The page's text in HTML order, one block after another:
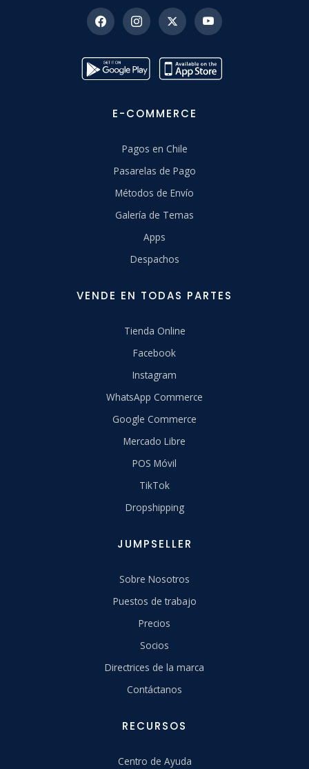
E-COMMERCE
Pagos en Chile
Pasarelas de Pago
Métodos de Envío
Galería de Temas
Apps
Despachos
VENDE EN TODAS PARTES
Tienda Online
Facebook
Instagram
WhatsApp Commerce
Google Commerce
Mercado Libre
POS Móvil
TikTok
Dropshipping
JUMPSELLER
Sobre Nosotros
Puestos de trabajo
Precios
Socios
Directrices de la marca
Contáctanos
RECURSOS
Centro de Ayuda